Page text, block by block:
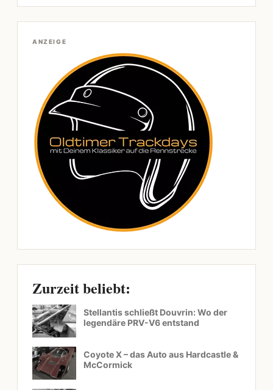
ANZEIGE
Zurzeit beliebt:
Stellantis schließt Douvrin: Wo der
legendäre PRV-V6 entstand
Coyote X – das Auto aus Hardcastle &
McCormick